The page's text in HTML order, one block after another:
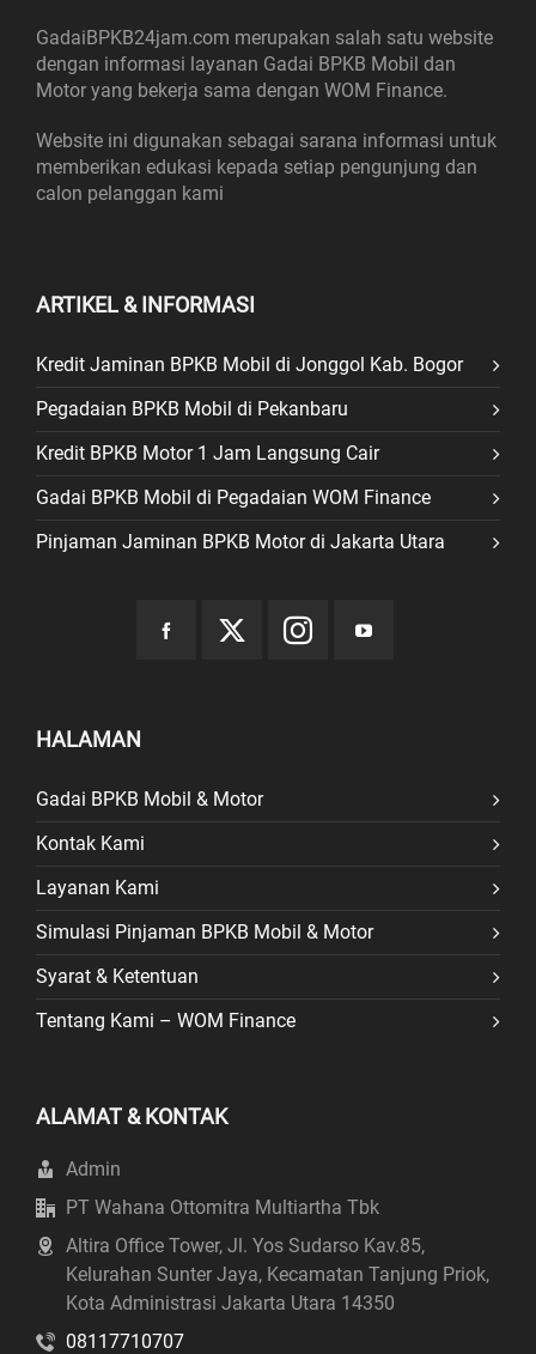
GadaiBPKB24jam.com merupakan salah satu website
dengan informasi layanan Gadai BPKB Mobil dan
Motor yang bekerja sama dengan WOM Finance.
Website ini digunakan sebagai sarana informasi untuk
memberikan edukasi kepada setiap pengunjung dan
calon pelanggan kami
ARTIKEL & INFORMASI
Kredit Jaminan BPKB Mobil di Jonggol Kab. Bogor
Pegadaian BPKB Mobil di Pekanbaru
Kredit BPKB Motor 1 Jam Langsung Cair
Gadai BPKB Mobil di Pegadaian WOM Finance
Pinjaman Jaminan BPKB Motor di Jakarta Utara
HALAMAN
Gadai BPKB Mobil & Motor
Kontak Kami
Layanan Kami
Simulasi Pinjaman BPKB Mobil & Motor
Syarat & Ketentuan
Tentang Kami – WOM Finance
ALAMAT & KONTAK
Admin
PT Wahana Ottomitra Multiartha Tbk
Altira Office Tower, Jl. Yos Sudarso Kav.85,
Kelurahan Sunter Jaya, Kecamatan Tanjung Priok,
Kota Administrasi Jakarta Utara 14350
08117710707